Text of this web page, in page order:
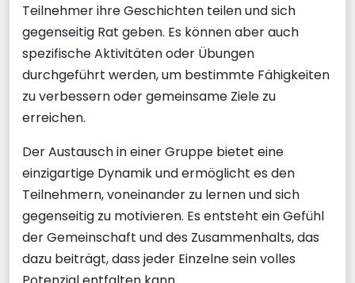
Teilnehmer ihre Geschichten teilen und sich
gegenseitig Rat geben. Es können aber auch
spezifische Aktivitäten oder Übungen
durchgeführt werden, um bestimmte Fähigkeiten
zu verbessern oder gemeinsame Ziele zu
erreichen.
Der Austausch in einer Gruppe bietet eine
einzigartige Dynamik und ermöglicht es den
Teilnehmern, voneinander zu lernen und sich
gegenseitig zu motivieren. Es entsteht ein Gefühl
der Gemeinschaft und des Zusammenhalts, das
dazu beiträgt, dass jeder Einzelne sein volles